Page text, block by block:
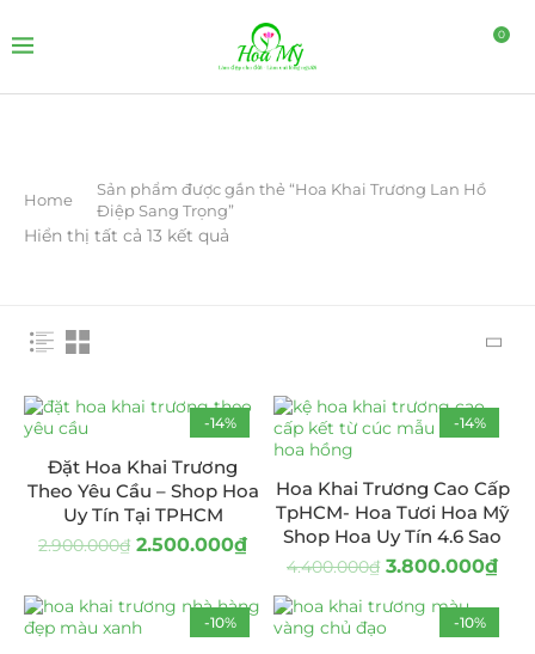
0
Home
Sản phẩm được gắn thẻ “Hoa Khai Trương Lan Hồ
Điệp Sang Trọng”
Hiển thị tất cả 13 kết quả
-14%
Đặt Hoa Khai Trương
Theo Yêu Cầu – Shop Hoa
Uy Tín Tại TPHCM
2.900.000₫ 2.500.000₫
-14%
Hoa Khai Trương Cao Cấp
TpHCM- Hoa Tươi Hoa Mỹ
Shop Hoa Uy Tín 4.6 Sao
4.400.000₫ 3.800.000₫
-10% -10%